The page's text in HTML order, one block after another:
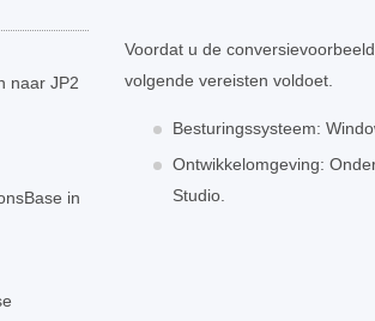
naar JP2
in
Voordat u de
volgende vereisten voldoet.
Besturingssysteem:
Ontwikkelomgeving:
Studio.